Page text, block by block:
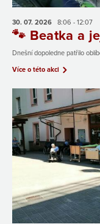
30. 07. 2026 8:06 - 12:07
🐾 Beatka a
Dnešní dopoledne patřilo
Více o této akci